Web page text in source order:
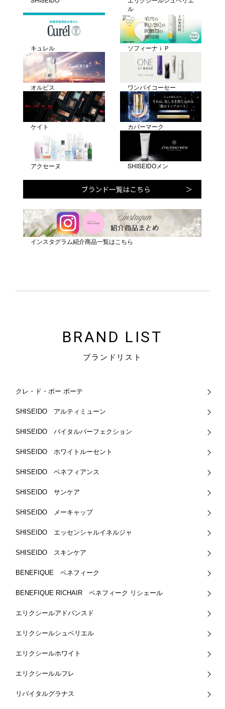
BRAND LIST
ブランドリスト
クレ・ド・ポー ボーテ
SHISEIDO アルティミューン
SHISEIDO バイタルパーフェクション
SHISEIDO ホワイトルーセント
SHISEIDO ベネフィアンス
SHISEIDO サンケア
SHISEIDO メーキャップ
SHISEIDO エッセンシャルイネルジャ
SHISEIDO スキンケア
BENEFIQUE ベネフィーク
BENEFIQUE RICHAIR ベネフィーク リシェール
エリクシールアドバンスド
エリクシールシュペリエル
エリクシールホワイト
エリクシールルフレ
リバイタルグラナス